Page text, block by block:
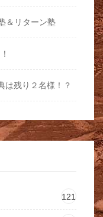
＆リターン塾
残り２名様！？
121